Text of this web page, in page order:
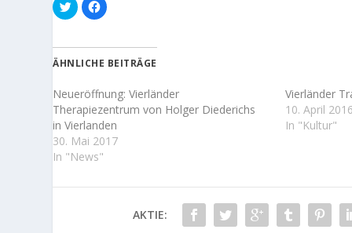
K
l
,
u
m
b
e
r
T
w
i
t
t
e
K
l
,
u
m
u
f
F
a
c
e
b
o
ÄHNLICHE BEITRÄGE
Neueröffnung: Vierländer
Therapiezentrum von Holger Diederichs
in Vierlanden
30. Mai 2017
In "News"
Vierländer
10. April 2016
In "Kultur"
AKTIE: